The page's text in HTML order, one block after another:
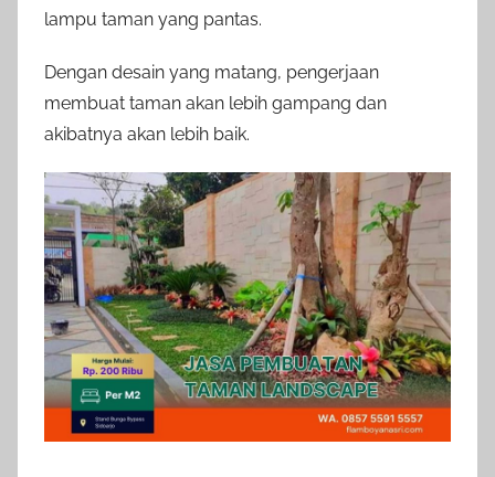
lampu taman yang pantas.
Dengan desain yang matang, pengerjaan
membuat taman akan lebih gampang dan
akibatnya akan lebih baik.